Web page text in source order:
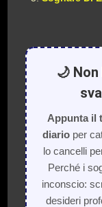
🌙
Appunta il
diarioper
lo cancelli
Perché i
inconscio:
desideri